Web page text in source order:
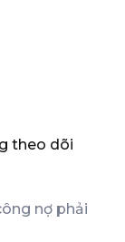
theo dõi
nợ phải